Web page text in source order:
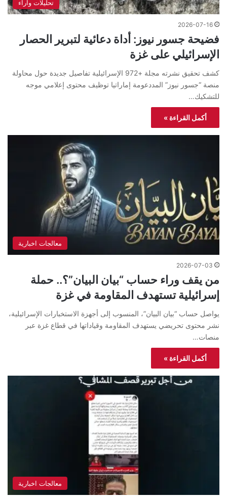
تحليلات واراء
2026-07-16
فضيحة جسور نيوز: أداة دعائية لتبرير الحصار
الإسرائيلي على غزة
كشف تحقيق نشرته مجلة +972 الإسرائيلية تفاصيل جديدة حول محاولة
منصة “جسور نيوز” المددعومة إماراتيا توظيف محتوى إعلامي موجه
للتشكيك…
أكمل القراءة »
معالجات اخبارية
2026-07-03
من يقف وراء حساب “بيان البيان”؟.. حملة
إسرائيلية تستهدف المقاومة في غزة
يواصل حساب “بيان البيان”، المنسوب إلى أجهزة الاستخبارات الإسرائيلية،
نشر محتوى تحريضي يستهدف المقاومة وقياداتها في قطاع غزة عبر
منصات…
أكمل القراءة »
معالجات اخبارية